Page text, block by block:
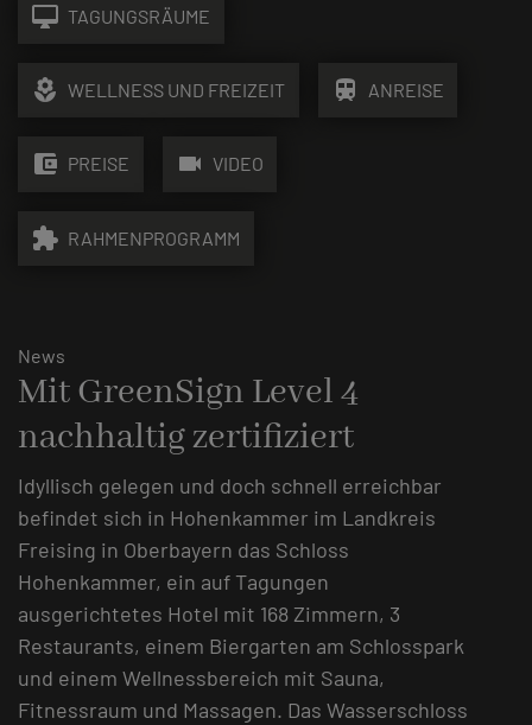
desktop_mac TAGUNGSRÄUME
local_florist WELLNESS UND FREIZEIT train ANREISE
account_balance_wallet PREISE videocam VIDEO
extension RAHMENPROGRAMM
News
Mit GreenSign Level 4
nachhaltig zertifiziert
Idyllisch gelegen und doch schnell erreichbar
befindet sich in Hohenkammer im Landkreis
Freising in Oberbayern das Schloss
Hohenkammer, ein auf Tagungen
ausgerichtetes Hotel mit 168 Zimmern, 3
Restaurants, einem Biergarten am Schlosspark
und einem Wellnessbereich mit Sauna,
Fitnessraum und Massagen. Das Wasserschloss